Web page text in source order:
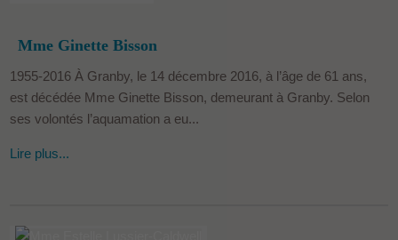
Mme Ginette Bisson
1955-2016 À Granby, le 14 décembre 2016, à l’âge de 61 ans,
est décédée Mme Ginette Bisson, demeurant à Granby. Selon
ses volontés l’aquamation a eu...
Lire plus...